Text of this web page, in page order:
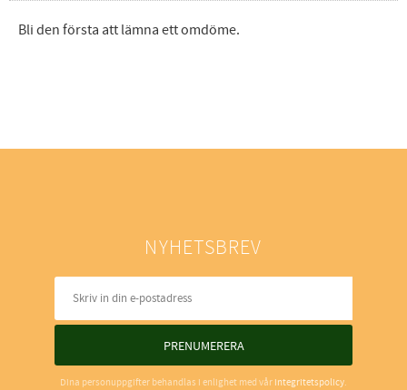
Bli den första att lämna ett omdöme.
NYHETSBREV
PRENUMERERA
Dina personuppgifter behandlas i enlighet med vår integritetspolicy.